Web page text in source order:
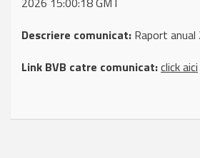
Descriere comunicat: Raport
Link BVB catre comunicat:click aici